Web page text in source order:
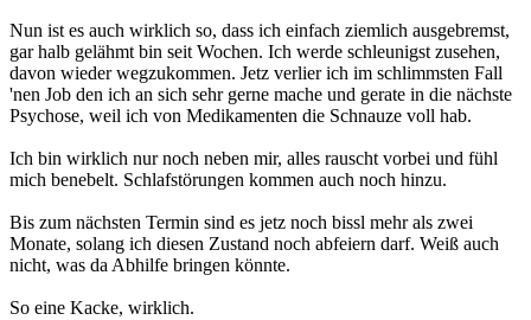
Nun ist es auch wirklich so, dass ich einfach ziemlich ausgebremst,
gar halb gelähmt bin seit Wochen. Ich werde schleunigst zusehen,
davon wieder wegzukommen. Jetz verlier ich im schlimmsten Fall
'nen Job den ich an sich sehr gerne mache und gerate in die nächste
Psychose, weil ich von Medikamenten die Schnauze voll hab.
Ich bin wirklich nur noch neben mir, alles rauscht vorbei und fühl
mich benebelt. Schlafstörungen kommen auch noch hinzu.
Bis zum nächsten Termin sind es jetz noch bissl mehr als zwei
Monate, solang ich diesen Zustand noch abfeiern darf. Weiß auch
nicht, was da Abhilfe bringen könnte.
So eine Kacke, wirklich.